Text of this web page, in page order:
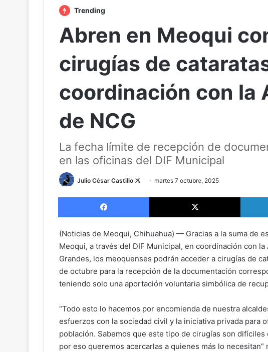
Trending
Abren en Meoqui
cirugías de
coordinación con la
de NCG
La fecha límite de recepción de
en las oficinas del DIF Municipal
Julio César Castillo
l
X
martes 7 octubre, 2025
Facebook X
(Noticias de Meoqui, Chihuahua) — Gracias a la suma de
Meoqui, a través del DIF Municipal, en coordinación con
Grandes, los meoquenses podrán acceder a cirugías de
de octubre para la recepción de la documentación
teniendo solo una aportación voluntaria simbólica de
“Todo esto lo hacemos por encomienda de nuestra
esfuerzos con la sociedad civil y la iniciativa privada para
población. Sabemos que este tipo de cirugías son
por eso queremos acercarlas a quienes más lo